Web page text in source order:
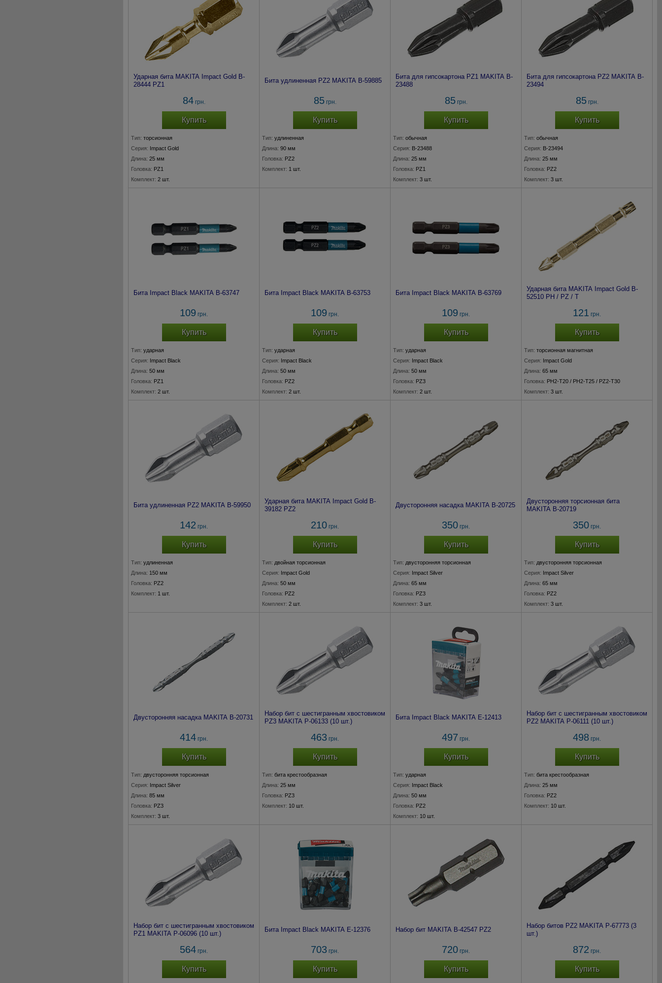
Ударная бита MAKITA Impact Gold B-
28444 PZ1
84грн.
Купить
Тип: торсионная
Серия: Impact Gold
Длина: 25 мм
Головка: PZ1
Комплект: 2 шт.
Бита удлиненная PZ2 MAKITA B-59885
85грн.
Купить
Тип: удлиненная
Длина: 90 мм
Головка: PZ2
Комплект: 1 шт.
Бита для гипсокартона PZ1 MAKITA B-
23488
85грн.
Купить
Тип: обычная
Серия: B-23488
Длина: 25 мм
Головка: PZ1
Комплект: 3 шт.
Бита для гипсокартона PZ2 MAKITA B-
23494
85грн.
Купить
Тип: обычная
Серия: B-23494
Длина: 25 мм
Головка: PZ2
Комплект: 3 шт.
Бита Impact Black MAKITA B-63747
109 грн.
Купить
Тип: ударная
Серия: Impact Black
Длина: 50 мм
Головка: PZ1
Комплект: 2 шт.
Бита Impact Black MAKITA B-63753
109 грн.
Купить
Тип: ударная
Серия: Impact Black
Длина: 50 мм
Головка: PZ2
Комплект: 2 шт.
Бита Impact Black MAKITA B-63769
109 грн.
Купить
Тип: ударная
Серия: Impact Black
Длина: 50 мм
Головка: PZ3
Комплект: 2 шт.
Ударная бита MAKITA Impact Gold B-
52510 PH / PZ / T
121 грн.
Купить
Тип: торсионная магнитная
Серия: Impact Gold
Длина: 65 мм
Головка: PH2-T20 / PH2-T25 / PZ2-T30
Комплект: 3 шт.
Бита удлиненная PZ2 MAKITA B-59950
142 грн.
Купить
Тип: удлиненная
Длина: 150 мм
Головка: PZ2
Комплект: 1 шт.
Ударная бита MAKITA Impact Gold B-
39182 PZ2
210 грн.
Купить
Тип: двойная торсионная
Серия: Impact Gold
Длина: 50 мм
Головка: PZ2
Комплект: 2 шт.
Двусторонняя насадка MAKITA B-20725
350 грн.
Купить
Тип: двусторонняя торсионная
Серия: Impact Silver
Длина: 65 мм
Головка: PZ3
Комплект: 3 шт.
Двусторонняя торсионная бита
MAKITA B-20719
350 грн.
Купить
Тип: двусторонняя торсионная
Серия: Impact Silver
Длина: 65 мм
Головка: PZ2
Комплект: 3 шт.
Двусторонняя насадка MAKITA B-20731
414 грн.
Купить
Тип: двусторонняя торсионная
Серия: Impact Silver
Длина: 85 мм
Головка: PZ3
Комплект: 3 шт.
Набор бит с шестигранным хвостовиком
PZ3 MAKITA P-06133 (10 шт.)
463 грн.
Купить
Тип: бита крестообразная
Длина: 25 мм
Головка: PZ3
Комплект: 10 шт.
Бита Impact Black MAKITA E-12413
497 грн.
Купить
Тип: ударная
Серия: Impact Black
Длина: 50 мм
Головка: PZ2
Комплект: 10 шт.
Набор бит с шестигранным хвостовиком
PZ2 MAKITA P-06111 (10 шт.)
498 грн.
Купить
Тип: бита крестообразная
Длина: 25 мм
Головка: PZ2
Комплект: 10 шт.
Набор бит с шестигранным хвостовиком
PZ1 MAKITA P-06096 (10 шт.)
564 грн.
Купить
Бита Impact Black MAKITA E-12376
703 грн.
Купить
Набор бит MAKITA B-42547 PZ2
720 грн.
Купить
Набор битов РZ2 MAKITA P-67773 (3
шт.)
872 грн.
Купить